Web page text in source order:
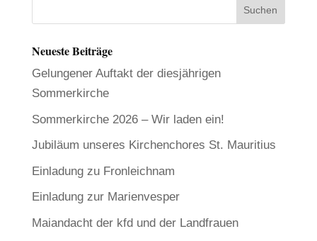
Neueste Beiträge
Gelungener Auftakt der diesjährigen
Sommerkirche
Sommerkirche 2026 – Wir laden ein!
Jubiläum unseres Kirchenchores St. Mauritius
Einladung zu Fronleichnam
Einladung zur Marienvesper
Maiandacht der kfd und der Landfrauen